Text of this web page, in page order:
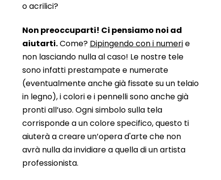
o acrilici?
Non preoccuparti! Ci pensiamo noi ad
aiutarti.Come? Dipingendo con i numerie
non lasciando nulla al caso! Le nostre tele
sono infatti prestampate e numerate
(eventualmente anche già fissate su un telaio
in legno), i colori e i pennelli sono anche già
pronti all’uso. Ogni simbolo sulla tela
corrisponde a un colore specifico, questo ti
aiuterà a creare un’opera d'arte che non
avrà nulla da invidiare a quella di un artista
professionista.